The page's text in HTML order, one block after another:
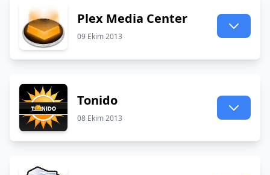
Plex Media Center
09 Ekim 2013
Tonido
08 Ekim 2013